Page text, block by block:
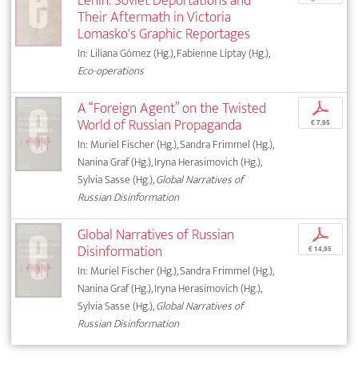
Their Aftermath in Victoria
Lomasko's Graphic Reportages
In: Liliana Gómez (Hg.), Fabienne Liptay (Hg.),
Eco-operations
A “Foreign Agent” on the Twisted
World of Russian Propaganda
In: Muriel Fischer (Hg.), Sandra Frimmel (Hg.),
Nanina Graf (Hg.), Iryna Herasimovich (Hg.),
Sylvia Sasse (Hg.),Global Narratives of
Russian Disinformation
p
€ 7,95
Global Narratives of Russian
Disinformation
In: Muriel Fischer (Hg.), Sandra Frimmel (Hg.),
Nanina Graf (Hg.), Iryna Herasimovich (Hg.),
Sylvia Sasse (Hg.),Global Narratives of
Russian Disinformation
p
€ 14,95